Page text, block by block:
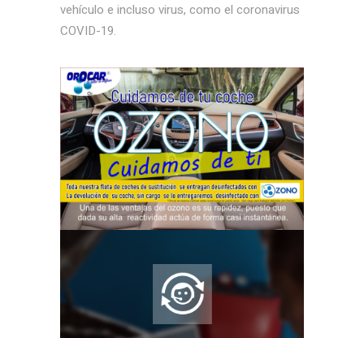
vehículo e incluso virus, como el coronavirus
COVID-19.